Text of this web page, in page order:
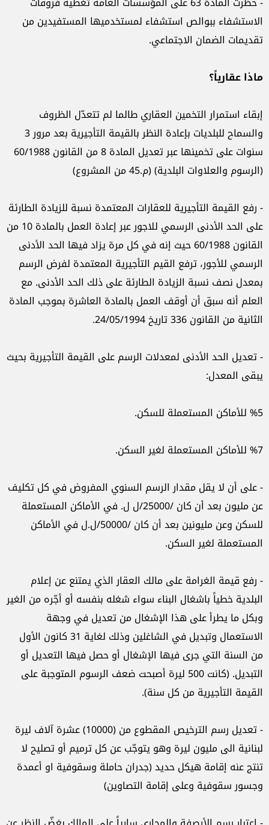
الاستشفاء ببوالص استشفاء لمستخدميها المستفيدين من
تقديمات الضمان الاجتماعي.
ماذا عقارياً؟
إبقاء استمرار التخمين العقاري طالما لم تتعدّل الظروف
والسماح للبلديات بإعادة النظر بالقيمة التأجيرية بعد مرور 3
سنوات على تخمينها عبر تعديل المادة 8 من القانون 60/1988
(الرسوم والعلاوات البلدية) (م.45 من المشروع)
- رفع القيمة التأجيرية للعقارات المعتمدة نسبة للزيادة الطارئة
على الحد الأدنى الرسمي للاجور عبر إعادة العمل بالمادة 10 من
القانون 60/1988 حيث إنه في كل مرة يزاد فيها الحد الأدنى
الرسمي للأجور، ترفع القيم التأجيرية المعتمدة لفرض الرسم
بمعدل نصف نسبة الزيادة الطارئة على ذلك الحد الأدنى. مع
العلم أنه سبق أن أوقف العمل بالمادة العاشرة بموجب المادة
الثانية من القانون 336 تاريخ 24/05/1994.
- تعديل الحد الأدنى لمعدلات الرسم على القيمة التأجيرية بحيث
يبقى المعدل:
%5 للأماكن المستعملة للسكن.
%7 للأماكن المستعملة لغير السكن.
- على أن لا يقل مقدار الرسم السنوي المفروض في كل تكليف
عن مليون بعد أن كان /25000/ل ل. في الأماكن المستعملة
للسكن وعن مليونين بعد أن كان /50000/ل.ل في الأماكن
المستعملة لغير السكن.
- رفع قيمة الغرامة على مالك العقار الذي يمتنع عن إعلام
البلدية خطياً باشغال البناء سواء شغله بنفسه أو أجّره من الغير
وبكل ما يطرأ على هذا الإشغال من تعديل في وجهة
الاستعمال وتبديل في الشاغلين وذلك لغاية 31 كانون الأول
من السنة التي جرى فيها الإشغال أو حصل فيها التعديل أو
التبديل. (كانت 500 ليرة أصبحت ضعف الرسوم المتوجبة على
القيمة التأجيرية من كل سنة).
- تعديل رسم الترخيص المقطوع من (10000) عشرة آلاف ليرة
لبنانية الى مليون ليرة وهو يتوجّب عن كل ترميم أو تصليح لا
تنتج عنه إقامة هيكل حديد (جدران حاملة وسقوفية او أعمدة
وجسور سقوفية وعلى إقامة التصاوين)